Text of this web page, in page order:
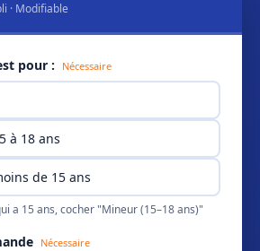
· Modifiable
pour : Nécessaire
à 18 ans
de 15 ans
a 15 ans, cocher "Mineur (15–18 ans)"
Nécessaire